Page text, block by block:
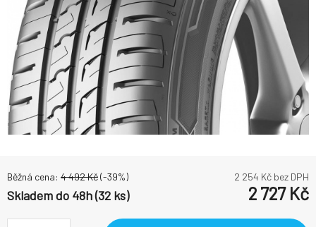
Běžná cena: 4 492Kč(-39%) 2 254 Kč bez DPH
Skladem do 48h (32 ks) 2 727Kč